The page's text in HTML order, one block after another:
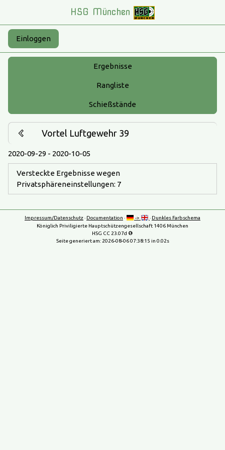
HSG München
Einloggen
Ergebnisse
Rangliste
Schießstände
Vortel Luftgewehr 39
2020-09-29 - 2020-10-05
Versteckte Ergebnisse wegen
Privatsphäreneinstellungen: 7
Impressum/Datenschutz· Documentation · -> · Dunkles Farbschema
Königlich Priviligierte Hauptschützengesellschaft 1406 München
HSG CC 23.07d
Seite generiert am: 2026-08-06 07:38:15 in 0.02s